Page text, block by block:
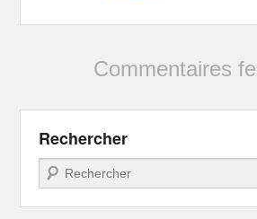
Commentaires
Rechercher
Recherche